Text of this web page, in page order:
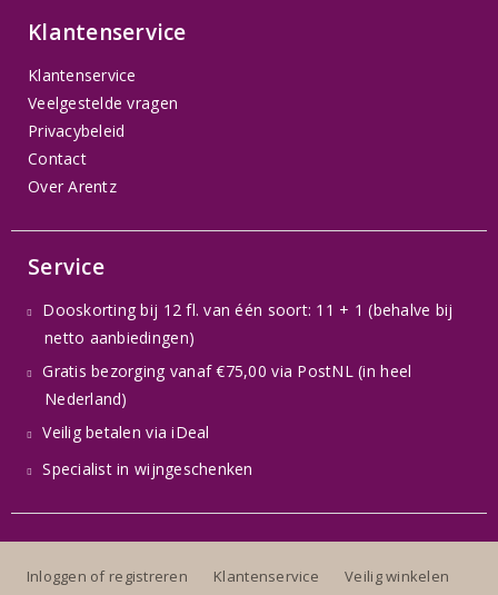
Klantenservice
Klantenservice
Veelgestelde vragen
Privacybeleid
Contact
Over Arentz
Service
Dooskorting bij 12 fl. van één soort: 11 + 1 (behalve bij
netto aanbiedingen)
Gratis bezorging vanaf €75,00 via PostNL (in heel
Nederland)
Veilig betalen via iDeal
Specialist in wijngeschenken
Inloggen of registreren Klantenservice Veilig winkelen